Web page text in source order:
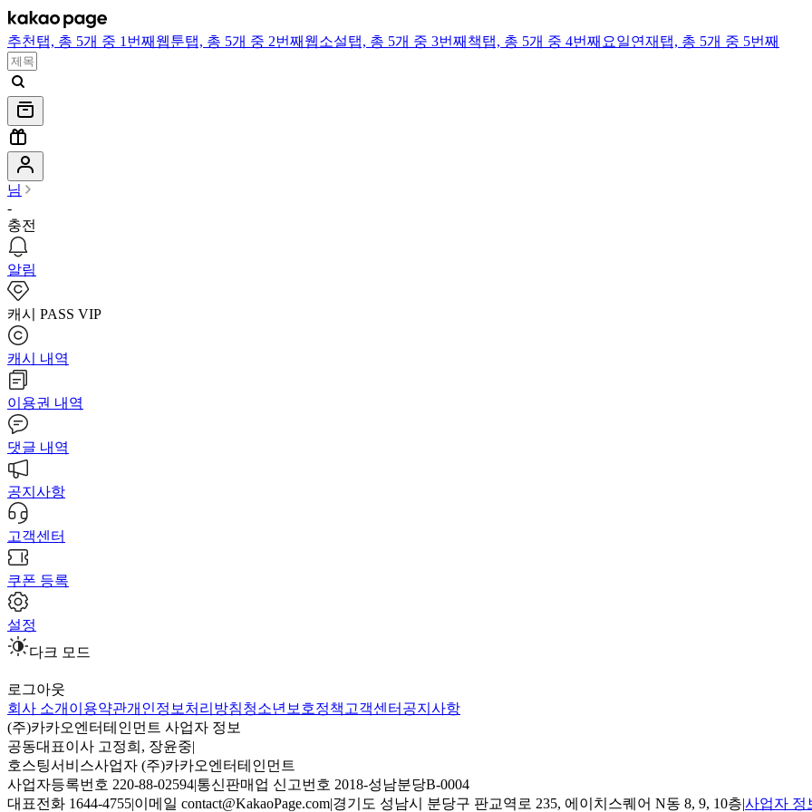
추천 탭, 총 5개 중 1번째 웹툰탭, 총 5개 중 2번째 웹소설탭, 총 5개 중 3번째 책탭, 총 5개 중 4번째 요일연재 탭, 총 5개 중 5번째
님
-
충전
알림
캐시 PASS VIP
캐시 내역
이용권 내역
댓글 내역
공지사항
고객센터
쿠폰 등록
설정
다크 모드
로그아웃
회사 소개 이용약관개인정보처리방침청소년보호정책 고객센터 공지사항
(주)카카오엔터테인먼트 사업자 정보
공동대표이사 고정희, 장윤중|
호스팅서비스사업자 (주)카카오엔터테인먼트
사업자등록번호 220-88-02594|통신판매업 신고번호 2018-성남분당B-0004
대표전화 1644-4755|이메일 contact@KakaoPage.com|경기도 성남시 분당구 판교역로 235, 에이치스퀘어 N동 8, 9, 10층|사업자 정